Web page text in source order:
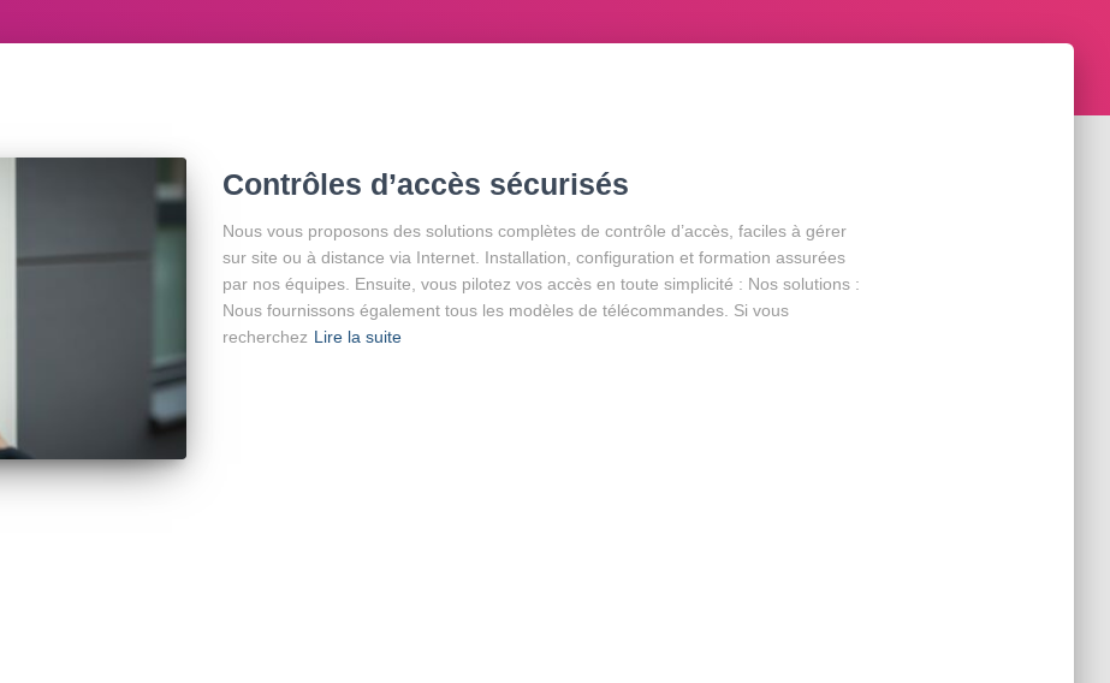
Contrôles d’accès sécurisés
Nous vous proposons des solutions complètes de contrôle d’accès, faciles à gérer
sur site ou à distance via Internet. Installation, configuration et formation assurées
par nos équipes. Ensuite, vous pilotez vos accès en toute simplicité : Nos solutions :
Nous fournissons également tous les modèles de télécommandes. Si vous
recherchez Lire la suite